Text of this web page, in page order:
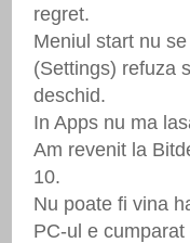
regret.
Meniul start nu
(Settings) refuza
deschid.
In Apps nu ma
Am revenit la
10.
Nu poate fi vina
PC-ul e